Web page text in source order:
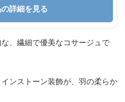
詳細を見る
、繊細で優美なコサージュで
ンストーン装飾が、羽の柔らか